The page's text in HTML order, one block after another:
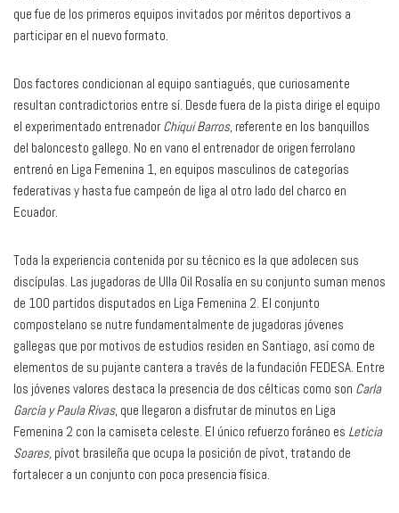
que fue de los primeros equipos invitados por méritos deportivos a
participar en el nuevo formato.
Dos factores condicionan al equipo santiagués, que curiosamente
resultan contradictorios entre sí. Desde fuera de la pista dirige el equipo
el experimentado entrenadorChiqui Barros, referente en los banquillos
del baloncesto gallego. No en vano el entrenador de origen ferrolano
entrenó en Liga Femenina 1, en equipos masculinos de categorías
federativas y hasta fue campeón de liga al otro lado del charco en
Ecuador.
Toda la experiencia contenida por su técnico es la que adolecen sus
discípulas. Las jugadoras de Ulla Oil Rosalía en su conjunto suman menos
de 100 partidos disputados en Liga Femenina 2. El conjunto
compostelano se nutre fundamentalmente de jugadoras jóvenes
gallegas que por motivos de estudios residen en Santiago, así como de
elementos de su pujante cantera a través de la fundación FEDESA. Entre
los jóvenes valores destaca la presencia de dos célticas como son Carla
García y Paula Rivas, que llegaron a disfrutar de minutos en Liga
Femenina 2 con la camiseta celeste. El único refuerzo foráneo es Leticia
Soares, pívot brasileña que ocupa la posición de pívot, tratando de
fortalecer a un conjunto con poca presencia física.